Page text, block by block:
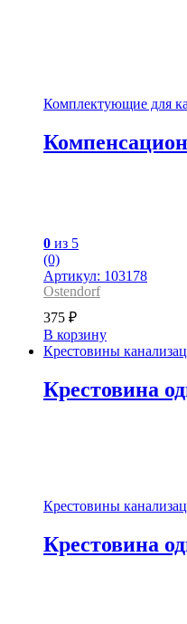
Комплектующие для
0 из 5
(0)
Артикул: 103178
Ostendorf
375 ₽
В корзину
Крестовины
Крестовина
Крестовины
Крестовина